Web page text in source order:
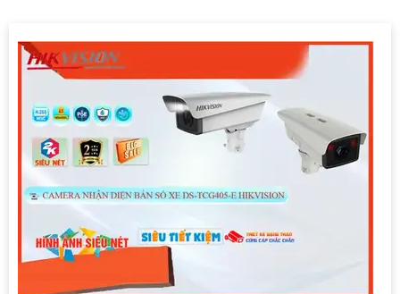
Lựa chọn đầu ghi IP 4K là bước tiến vững chắc để xây dựng
hệ thống giám sát an ninh hiệu quả, phù hợp cho các dự án
tòa nhà, trung tâm thương mại, hay nhà máy.